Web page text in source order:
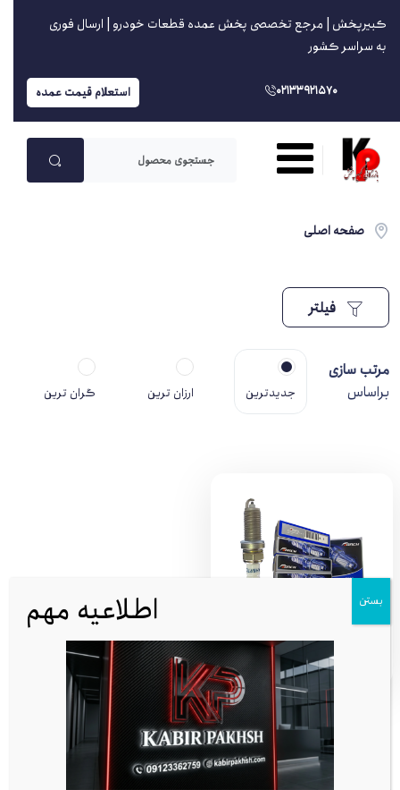
کبیرپخش | مرجع تخصصی پخش عمده قطعات خودرو | ارسال فوری
به سراسر کشور
02133921570 استعلام قیمت عمده
صفحه اصلی
فیلتر
مرتب سازی
براساس
جدیدترین ارزان ترین گران ترین
خرید کارتن ۲۰۰ عددی شمع تورچ
اطلاعیه مهم بستن